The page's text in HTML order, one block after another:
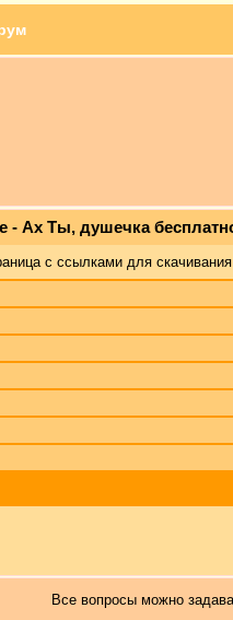
- Ах Ты, душечка
с ссылками для
Все вопросы можно